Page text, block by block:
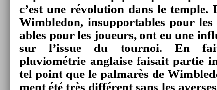
c’est une révolu­tion dans le tem­ple.
Wimbledon, in­sup­port­ables pour
ables pour les joueurs, ont eu une
sur l’issue du tour­noi. En fait,
pluviométrie an­gla­ise faisait par­tie
tel point que le pal­marès de
ment été très différent sans les